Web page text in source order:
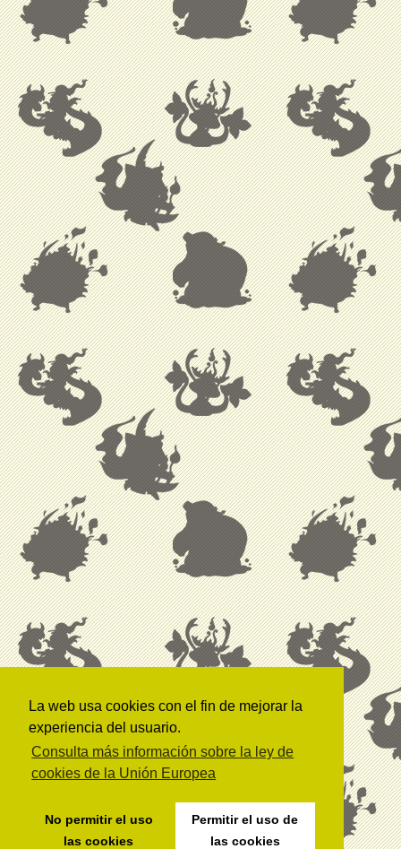
La web usa cookies con el fin de mejorar la
experiencia del usuario.
Consulta más información sobre la ley de
cookies de la Unión Europea
No permitir el uso
las cookies
Permitir el uso de
las cookies